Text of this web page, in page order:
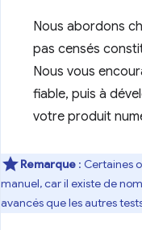
Nous abordons
pas censés
Nous vous
fiable, puis à
votre produit
Remarque : Certaines
manuel, car il existe de
avancés que les autres